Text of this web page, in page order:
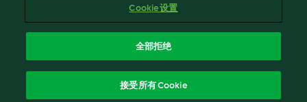
报告内容
无障碍声明
Cookie 设置
全部拒绝
接受所有 Cookie